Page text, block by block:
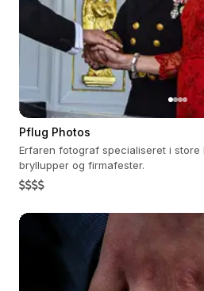
Pflug Photos
Erfaren fotograf specialiseret i store
bryllupper og firmafester.